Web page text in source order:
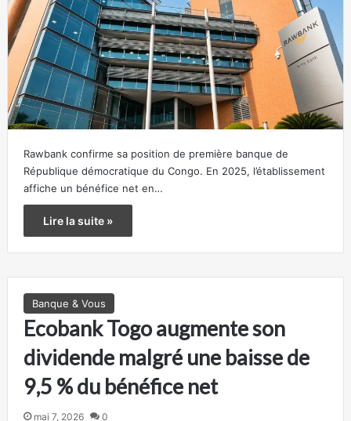
Rawbank confirme sa position de première banque de
République démocratique du Congo. En 2025, l’établissement
affiche un bénéfice net en…
Lire la suite »
Banque & Vous
Ecobank Togo augmente son
dividende malgré une baisse de
9,5 % du bénéfice net
mai 7, 2026 0